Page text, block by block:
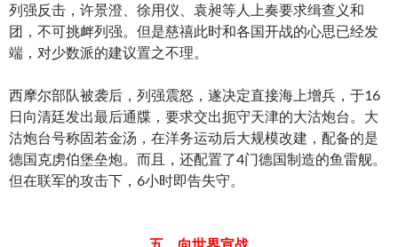
列强反击，许景澄、徐用仪、袁昶等人上奏要求缉查义和
团，不可挑衅列强。但是慈禧此时和各国开战的心思已经发
端，对少数派的建议置之不理。
西摩尔部队被袭后，列强震怒，遂决定直接海上增兵，于16
日向清廷发出最后通牒，要求交出扼守天津的大沽炮台。大
沽炮台号称固若金汤，在洋务运动后大规模改建，配备的是
德国克虏伯堡垒炮。而且，还配置了4门德国制造的鱼雷舰。
但在联军的攻击下，6小时即告失守。